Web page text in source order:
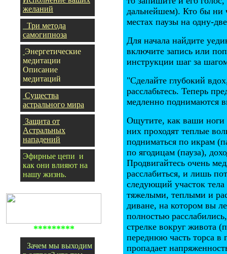
желаний
Три метода
самогипноза
Энергетические
медитации
Описание
медитаций
Существа
астрального мира
Защита от
Астральных
нападений
Эфирные цепи и
как они влияют на
нашу жизнь.
*********
Зачем мы выходим
дальнейшем). Кто бы ни
местах паузы на одну-
Для начала найдите
включите запись или
инструкции шаг за
"Сделайте глубокий
расслабьтесь. Теперь
медленно поднимаются
Ощутите, как ваши ноги
них проходят теплые
подниматься по икрам
по ягодицам (пауза),
Продвигайтесь очень
расслабиться, и лишь
следующий участок
тяжелыми, теплыми и
диване, на котором вы
полностью
стрелке вокруг живота
переднюю часть торса в
пропадает